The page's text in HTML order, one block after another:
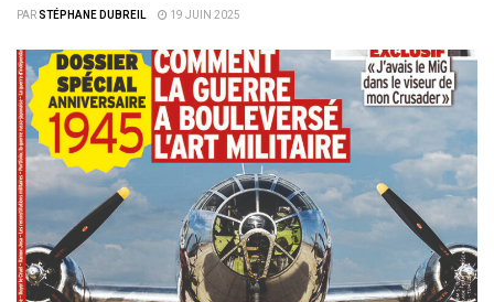
PARSTÉPHANE DUBREIL 19 JUIN 2025